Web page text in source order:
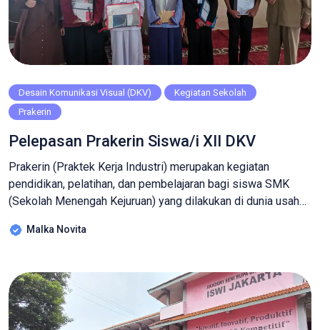
Desain Komunikasi Visual (DKV)
Kegiatan Sekolah
Prakerin
Pelepasan Prakerin Siswa/i XII DKV
Prakerin (Praktek Kerja Industri) merupakan kegiatan
pendidikan, pelatihan, dan pembelajaran bagi siswa SMK
(Sekolah Menengah Kejuruan) yang dilakukan di dunia usaha
sesuai bidang yang digelutinya. Pada umumnya, sekolah
demi meningkatkan keterampilan siswa di bidangnya. Dalam
program ini, para siswa diberikan bekal […]
Malka Novita